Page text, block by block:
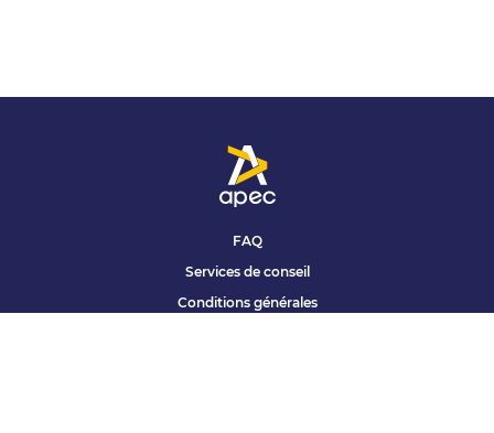
FAQ
Services de conseil
Conditions générales